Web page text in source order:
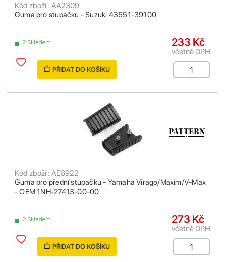
Guma pro stupačku - Suzuki 43551-39100
Kód zboží : AA2309
2 Skladem 233 Kč
včetně DPH
PŘIDAT DO KOŠÍKU
Guma pro přední stupačku - Yamaha Virago/Maxim/V-Max
- OEM 1NH-27413-00-00
Kód zboží : AE8922
2 Skladem 273 Kč
včetně DPH
PŘIDAT DO KOŠÍKU